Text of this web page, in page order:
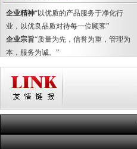
企业精神“以优质的产品服务于净化行
业，以优良品质对待每一位顾客”
企业宗旨“质量为先，信誉为重，管理为
本，服务为诚。”